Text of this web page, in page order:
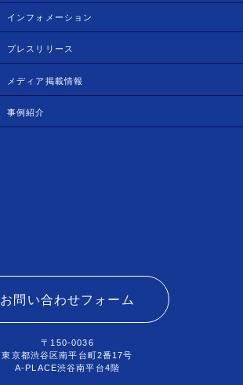
インフォメーション
プレスリリース
メディア掲載情報
事例紹介
お問い合わせフォーム
〒150-0036
東京都渋谷区南平台町2番17号
A-PLACE渋谷南平台4階